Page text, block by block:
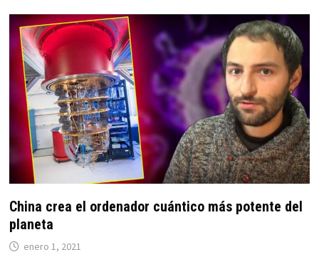
China crea el ordenador cuántico más potente del
planeta
enero 1, 2021